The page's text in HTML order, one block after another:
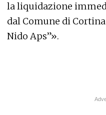
la liquidazione
dal Comune di
Nido Aps”».